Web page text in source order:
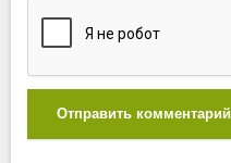
Отправить комментарий